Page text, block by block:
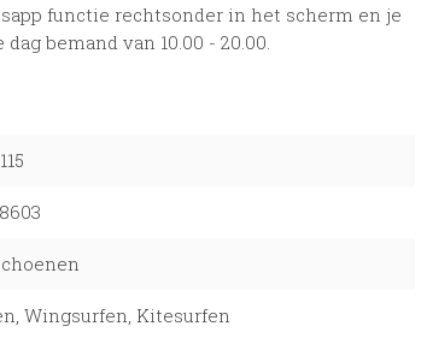
functie rechtsonder in het scherm en je
bemand van 10.00 - 20.00.
Wingsurfen, Kitesurfen